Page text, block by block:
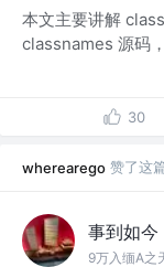
本文主要讲解
classnames 源码
30
wherearego 赞了这
事到如今